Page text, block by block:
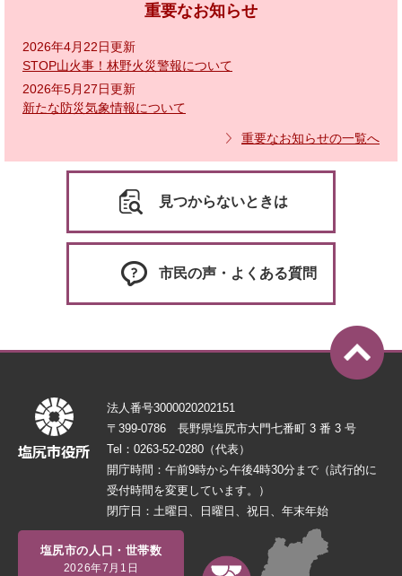
重要なお知らせ
2026年4月22日更新
STOP山火事！林野火災警報について
2026年5月27日更新
新たな防災気象情報について
重要なお知らせの一覧へ
見つからないときは
市民の声・よくある質問
法人番号3000020202151
〒399-0786 長野県塩尻市大門七番町 3 番 3 号
Tel：0263-52-0280（代表）
開庁時間：午前9時から午後4時30分まで（試行的に
受付時間を変更しています。）
閉庁日：土曜日、日曜日、祝日、年末年始
塩尻市の人口・世帯数
2026年7月1日